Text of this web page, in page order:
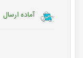
آماده ارسال